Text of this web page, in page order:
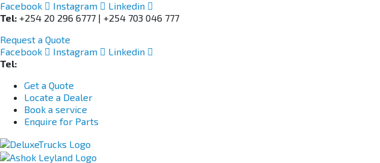
Facebook Instagram
Linkedin
Tel: +254 20 296 6777 | +254 703 046 777
Request a Quote
Facebook
Instagram
Linkedin
Tel:
Get a Quote
Locate a Dealer
Book a service
Enquire for Parts